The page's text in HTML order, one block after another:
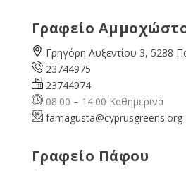
Γραφείο
Γρηγόρη Αυξεντίου 3, 5288
23744975
23744974
08:00 – 14:00 Καθημερινά
famagusta@cyprusgreens.org
Γραφείο Πάφου